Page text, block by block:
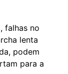
falhas no
lenta
podem
para a